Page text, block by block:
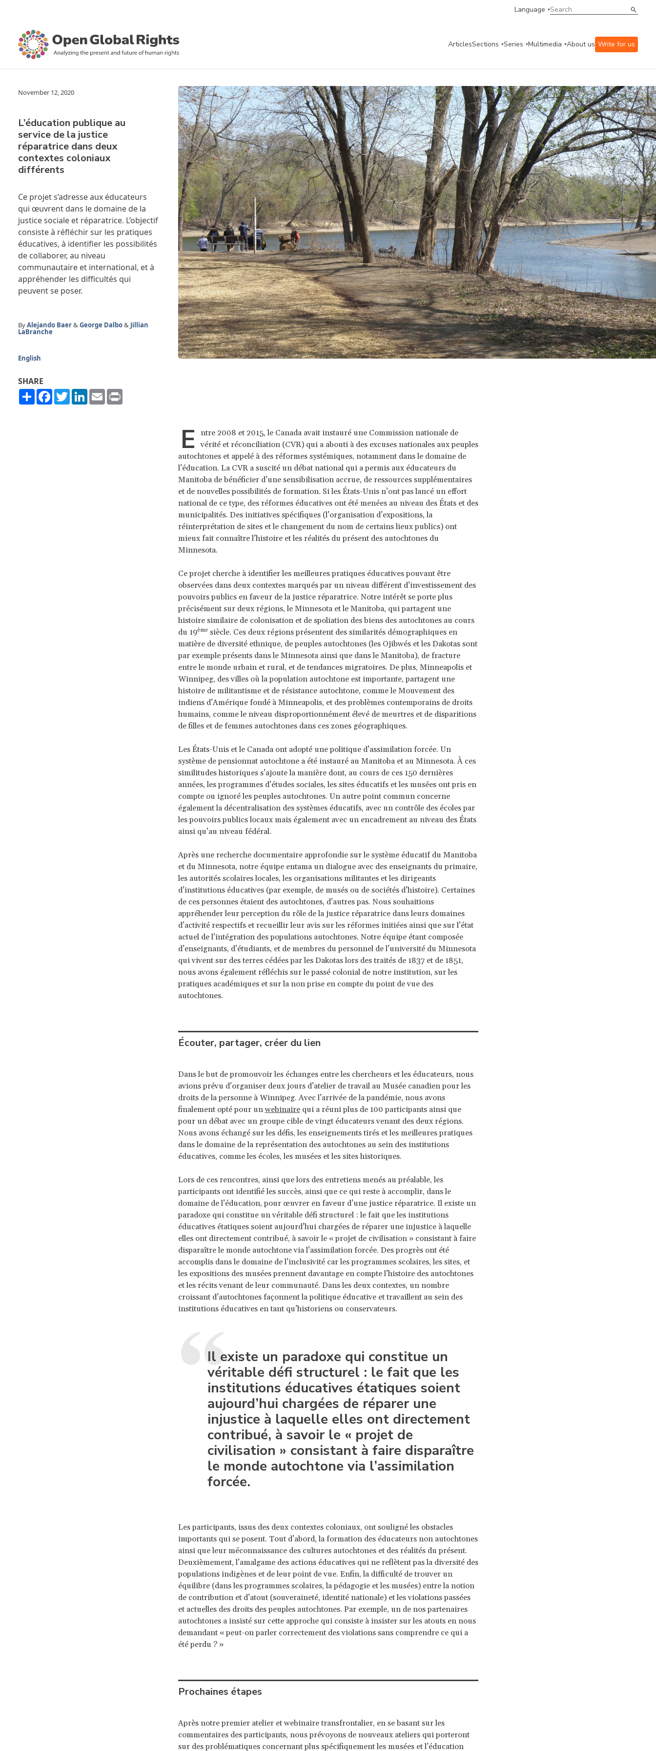
Language
ArticlesSections Series Multimedia About us Write for us
November 12, 2020
L’éducation publique au
service de la justice
réparatrice dans deux
contextes coloniaux
différents
Ce projet s’adresse aux éducateurs
qui œuvrent dans le domaine de la
justice sociale et réparatrice. L’objectif
consiste à réfléchir sur les pratiques
éducatives, à identifier les possibilités
de collaborer, au niveau
communautaire et international, et à
appréhender les difficultés qui
peuvent se poser.
ByAlejando Baer&George Dalbo& Jillian
LaBranche
English
SHARE
ShareFacebook
TwitterLinkedIn
Email
E
ntre 2008 et 2015, le Canada avait instauré une Commission nationale de
vérité et réconciliation (CVR) qui a abouti à des excuses nationales aux peuples
autochtones et appelé à des réformes systémiques, notamment dans le domaine de
l’éducation. La CVR a suscité un débat national qui a permis aux éducateurs du
Manitoba de bénéficier d’une sensibilisation accrue, de ressources supplémentaires
et de nouvelles possibilités de formation. Si les États-Unis n’ont pas lancé un effort
national de ce type, des réformes éducatives ont été menées au niveau des États et des
municipalités. Des initiatives spécifiques (l’organisation d’expositions, la
réinterprétation de sites et le changement du nom de certains lieux publics) ont
mieux fait connaître l’histoire et les réalités du présent des autochtones du
Minnesota.
Ce projet cherche à identifier les meilleures pratiques éducatives pouvant être
observées dans deux contextes marqués par un niveau différent d’investissement des
pouvoirs publics en faveur de la justice réparatrice. Notre intérêt se porte plus
précisément sur deux régions, le Minnesota et le Manitoba, qui partagent une
histoire similaire de colonisation et de spoliation des biens des autochtones au cours
du 19èmesiècle. Ces deux régions présentent des similarités démographiques en
matière de diversité ethnique, de peuples autochtones (les Ojibwés et les Dakotas sont
par exemple présents dans le Minnesota ainsi que dans le Manitoba), de fracture
entre le monde urbain et rural, et de tendances migratoires. De plus, Minneapolis et
Winnipeg, des villes où la population autochtone est importante, partagent une
histoire de militantisme et de résistance autochtone, comme le Mouvement des
indiens d’Amérique fondé à Minneapolis, et des problèmes contemporains de droits
humains, comme le niveau disproportionnément élevé de meurtres et de disparitions
de filles et de femmes autochtones dans ces zones géographiques.
Les États-Unis et le Canada ont adopté une politique d’assimilation forcée. Un
système de pensionnat autochtone a été instauré au Manitoba et au Minnesota. À ces
similitudes historiques s’ajoute la manière dont, au cours de ces 150 dernières
années, les programmes d’études sociales, les sites éducatifs et les musées ont pris en
compte ou ignoré les peuples autochtones. Un autre point commun concerne
également la décentralisation des systèmes éducatifs, avec un contrôle des écoles par
les pouvoirs publics locaux mais également avec un encadrement au niveau des États
ainsi qu’au niveau fédéral.
Après une recherche documentaire approfondie sur le système éducatif du Manitoba
et du Minnesota, notre équipe entama un dialogue avec des enseignants du primaire,
les autorités scolaires locales, les organisations militantes et les dirigeants
d’institutions éducatives (par exemple, de musés ou de sociétés d’histoire). Certaines
de ces personnes étaient des autochtones, d’autres pas. Nous souhaitions
appréhender leur perception du rôle de la justice réparatrice dans leurs domaines
d’activité respectifs et recueillir leur avis sur les réformes initiées ainsi que sur l’état
actuel de l’intégration des populations autochtones. Notre équipe étant composée
d’enseignants, d’étudiants, et de membres du personnel de l’université du Minnesota
qui vivent sur des terres cédées par les Dakotas lors des traités de 1837 et de 1851,
nous avons également réfléchis sur le passé colonial de notre institution, sur les
pratiques académiques et sur la non prise en compte du point de vue des
autochtones.
Écouter, partager, créer du lien
Dans le but de promouvoir les échanges entre les chercheurs et les éducateurs, nous
avions prévu d’organiser deux jours d’atelier de travail au Musée canadien pour les
droits de la personne à Winnipeg. Avec l’arrivée de la pandémie, nous avons
finalement opté pour unwebinairequi a réuni plus de 100 participants ainsi que
pour un débat avec un groupe cible de vingt éducateurs venant des deux régions.
Nous avons échangé sur les défis, les enseignements tirés et les meilleures pratiques
dans le domaine de la représentation des autochtones au sein des institutions
éducatives, comme les écoles, les musées et les sites historiques.
Lors de ces rencontres, ainsi que lors des entretiens menés au préalable, les
participants ont identifié les succès, ainsi que ce qui reste à accomplir, dans le
domaine de l’éducation, pour œuvrer en faveur d’une justice réparatrice. Il existe un
paradoxe qui constitue un véritable défi structurel : le fait que les institutions
éducatives étatiques soient aujourd’hui chargées de réparer une injustice à laquelle
elles ont directement contribué, à savoir le « projet de civilisation » consistant à faire
disparaître le monde autochtone via l’assimilation forcée. Des progrès ont été
accomplis dans le domaine de l’inclusivité car les programmes scolaires, les sites, et
les expositions des musées prennent davantage en compte l’histoire des autochtones
et les récits venant de leur communauté. Dans les deux contextes, un nombre
croissant d’autochtones façonnent la politique éducative et travaillent au sein des
institutions éducatives en tant qu’historiens ou conservateurs.
Il existe un paradoxe qui constitue un
véritable défi structurel : le fait que les
institutions éducatives étatiques soient
aujourd’hui chargées de réparer une
injustice à laquelle elles ont directement
contribué, à savoir le « projet de
civilisation » consistant à faire disparaître
le monde autochtone via l’assimilation
forcée.
Les participants, issus des deux contextes coloniaux, ont souligné les obstacles
importants qui se posent. Tout d’abord, la formation des éducateurs non autochtones
ainsi que leur méconnaissance des cultures autochtones et des réalités du présent.
Deuxièmement, l’amalgame des actions éducatives qui ne reflètent pas la diversité des
populations indigènes et de leur point de vue. Enfin, la difficulté de trouver un
équilibre (dans les programmes scolaires, la pédagogie et les musées) entre la notion
de contribution et d’atout (souveraineté, identité nationale) et les violations passées
et actuelles des droits des peuples autochtones. Par exemple, un de nos partenaires
autochtones a insisté sur cette approche qui consiste à insister sur les atouts en nous
demandant « peut-on parler correctement des violations sans comprendre ce qui a
été perdu ? »
Prochaines étapes
Après notre premier atelier et webinaire transfrontalier, en se basant sur les
commentaires des participants, nous prévoyons de nouveaux ateliers qui porteront
sur des problématiques concernant plus spécifiquement les musées et l’éducation